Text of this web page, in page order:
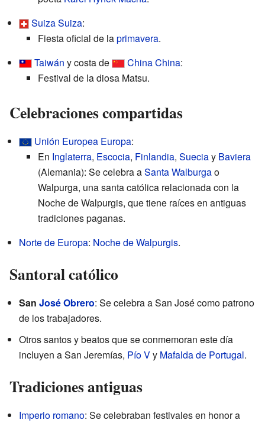
SuizaSuiza:
Fiesta oficial de laprimavera.
Taiwán y costa de ChinaChina:
Festival de la diosa Matsu.
Celebraciones compartidas
Unión Europea Europa:
En Inglaterra, Escocia, Finlandia, Sueciay Baviera
(Alemania): Se celebra aSanta Walburgao
Walpurga, una santa católica relacionada con la
Noche de Walpurgis, que tiene raíces en antiguas
tradiciones paganas.
Norte de Europa: Noche de Walpurgis.
Santoral católico
San José Obrero: Se celebra a San José como patrono
de los trabajadores.
Otros santos y beatos que se conmemoran este día
incluyen a San Jeremías, Pío Vy Mafalda de Portugal.
Tradiciones antiguas
Imperio romano: Se celebraban festivales en honor a